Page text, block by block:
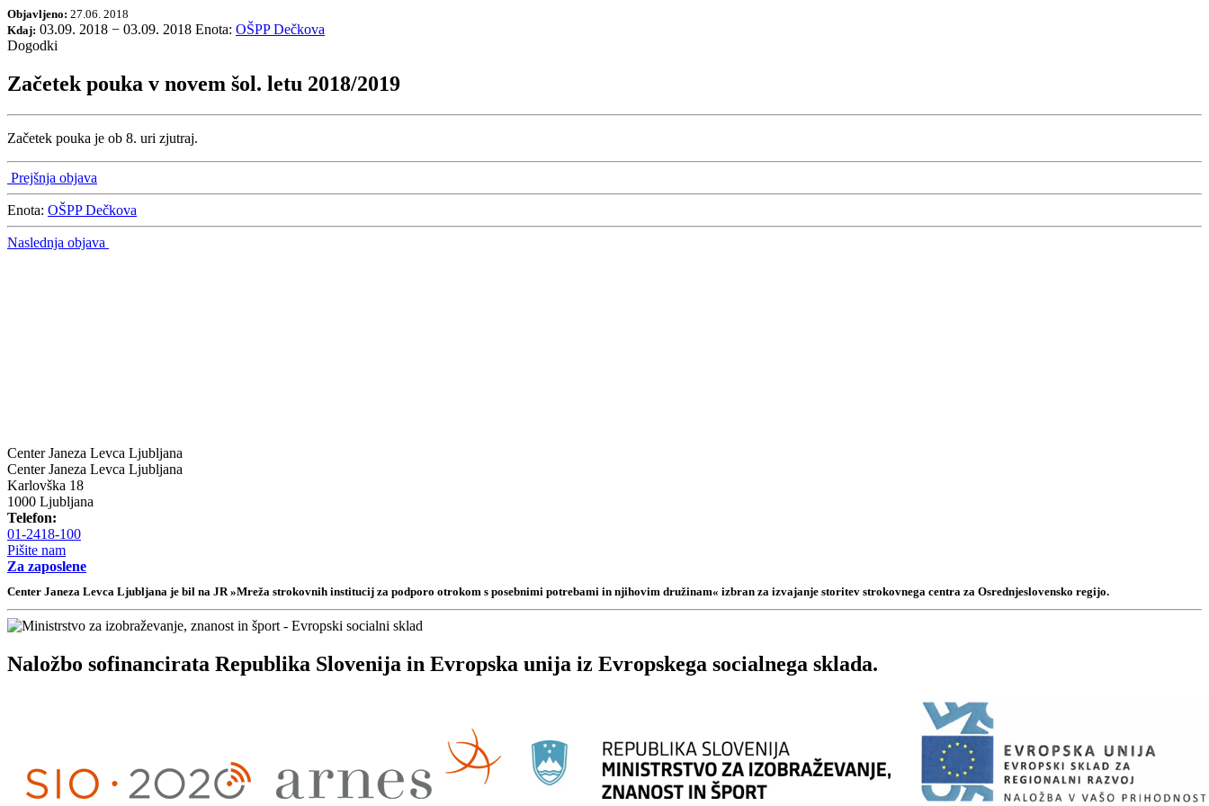
Objavljeno: 27.06. 2018
Kdaj: 03.09. 2018 − 03.09. 2018 Enota: OŠPP Dečkova
Dogodki
Začetek pouka v novem šol. letu 2018/2019
Začetek pouka je ob 8. uri zjutraj.
Prejšnja objava
Enota: OŠPP Dečkova
Naslednja objava
Center Janeza Levca Ljubljana
Center Janeza Levca Ljubljana
Karlovška 18
1000 Ljubljana
Telefon:
01-2418-100
Pišite nam
Za zaposlene
Center Janeza Levca Ljubljana je bil na JR »Mreža strokovnih institucij za podporo otrokom s posebnimi potrebami in njihovim družinam« izbran za izvajanje storitev strokovnega centra za Osrednjeslovensko regijo.
Naložbo sofinancirata Republika Slovenija in Evropska unija iz Evropskega socialnega sklada.